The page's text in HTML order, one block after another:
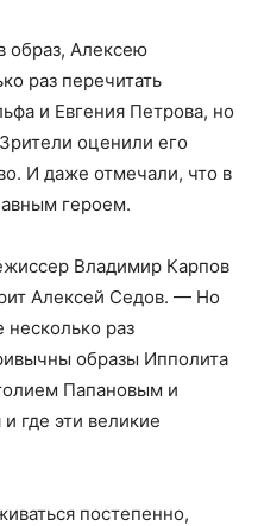
образ, Алексею
раз перечитать
и Евгения Петрова, но
оценили его
И даже отмечали, что в
героем.
Владимир Карпов
Алексей Седов. — Но
раз
образы Ипполита
Папановым и
где эти великие
постепенно,